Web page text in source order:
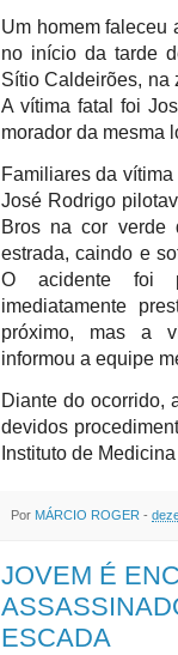
Um homem faleceu
no início da tarde
Sítio Caldeirões, na
A vítima fatal foi
morador da mesma
Familiares da
José Rodrigo
Bros na cor verde
estrada, caindo e
O acidente foi
imediatamente
próximo, mas a
informou a equipe
Diante do ocorrido,
devidos
Instituto de
Por MÁRCIO ROGER -
JOVEM É
ESCADA